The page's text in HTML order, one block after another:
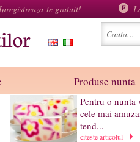
te gratuit!
Produse nunta
Pentru o nunta
cele mai
tend...
citeste articolul